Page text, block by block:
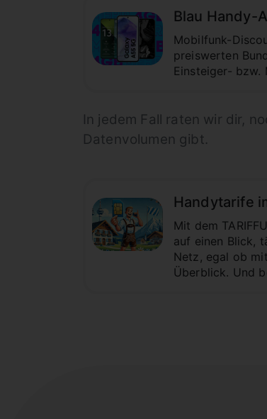
Blau Handy-
Mobilfunk-
preiswerten
Einsteiger- bzw.
In jedem Fall raten wir dir,
Datenvolumen gibt.
Handytarife
Mit dem
auf einen Blick,
Netz, egal ob
Überblick. Und